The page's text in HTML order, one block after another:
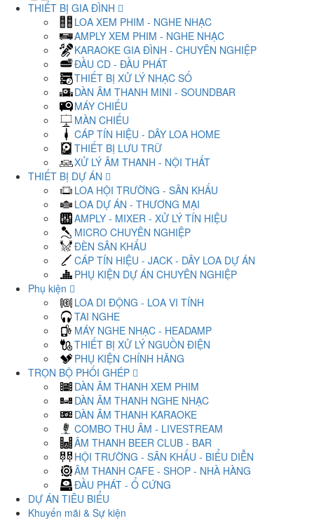
THIẾT BỊ GIA ĐÌNH
LOA XEM PHIM - NGHE NHẠC
AMPLY XEM PHIM - NGHE NHẠC
KARAOKE GIA ĐÌNH - CHUYÊN NGHIỆP
ĐẦU CD - ĐẦU PHÁT
THIẾT BỊ XỬ LÝ NHẠC SỐ
DÀN ÂM THANH MINI - SOUNDBAR
MÁY CHIẾU
MÀN CHIẾU
CÁP TÍN HIỆU - DÂY LOA HOME
THIẾT BỊ LƯU TRỮ
XỬ LÝ ÂM THANH - NỘI THẤT
THIẾT BỊ DỰ ÁN
LOA HỘI TRƯỜNG - SÂN KHẤU
LOA DỰ ÁN - THƯƠNG MẠI
AMPLY - MIXER - XỬ LÝ TÍN HIỆU
MICRO CHUYÊN NGHIỆP
ĐÈN SÂN KHẤU
CÁP TÍN HIỆU - JACK - DÂY LOA DỰ ÁN
PHỤ KIỆN DỰ ÁN CHUYÊN NGHIỆP
Phụ kiện
LOA DI ĐỘNG - LOA VI TÍNH
TAI NGHE
MÁY NGHE NHẠC - HEADAMP
THIẾT BỊ XỬ LÝ NGUỒN ĐIỆN
PHỤ KIỆN CHÍNH HÃNG
TRỌN BỘ PHỐI GHÉP
DÀN ÂM THANH XEM PHIM
DÀN ÂM THANH NGHE NHẠC
DÀN ÂM THANH KARAOKE
COMBO THU ÂM - LIVESTREAM
ÂM THANH BEER CLUB - BAR
HỘI TRƯỜNG - SÂN KHẤU - BIỂU DIỄN
ÂM THANH CAFE - SHOP - NHÀ HÀNG
ĐẦU PHÁT - Ổ CỨNG
DỰ ÁN TIÊU BIỂU
Khuyến mãi & Sự kiện